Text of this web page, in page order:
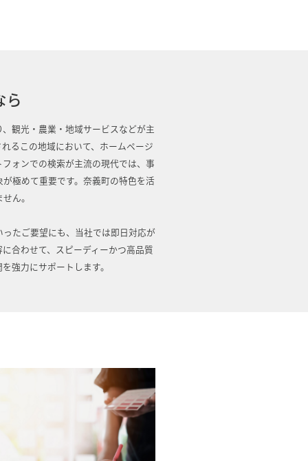
ら
観光・農業・地域サービスなどが主
るこの地域において、ホームページ
ォンでの検索が主流の現代では、事
極めて重要です。奈義町の特色を活
ん。
たご要望にも、当社では即日対応が
合わせて、スピーディーかつ高品質
強力にサポートします。